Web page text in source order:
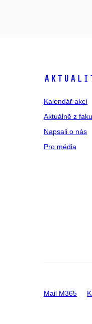
Kalendář akcí
Aktuálně z
Napsali o nás
Pro média
Mail M365